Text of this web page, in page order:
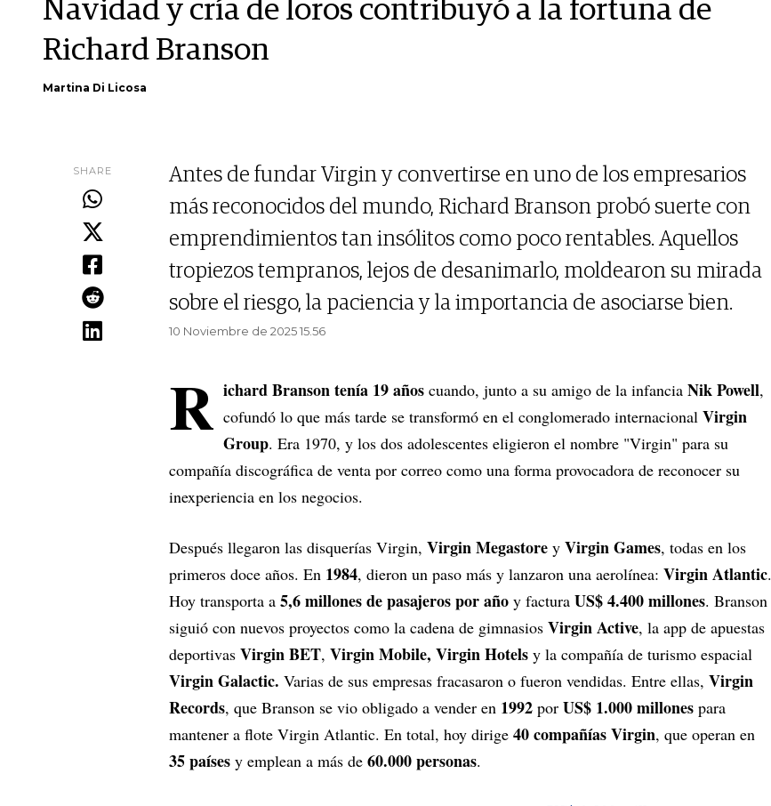
Navidad y cría de loros contribuyó a la fortuna de
Richard Branson
Martina Di Licosa
SHARE
Antes de fundar Virgin y convertirse en uno de los empresarios
más reconocidos del mundo, Richard Branson probó suerte con
emprendimientos tan insólitos como poco rentables. Aquellos
tropiezos tempranos, lejos de desanimarlo, moldearon su mirada
sobre el riesgo, la paciencia y la importancia de asociarse bien.
10 Noviembre de 2025 15.56
R ichard Branson tenía 19 años cuando, junto a su amigo de la infancia Nik Powell,
cofundó lo que más tarde se transformó en el conglomerado internacional Virgin
Group. Era 1970, y los dos adolescentes eligieron el nombre "Virgin" para su
compañía discográfica de venta por correo como una forma provocadora de reconocer su
inexperiencia en los negocios.
Después llegaron las disquerías Virgin, Virgin Megastore y Virgin Games, todas en los
primeros doce años. En 1984, dieron un paso más y lanzaron una aerolínea: Virgin Atlantic.
Hoy transporta a 5,6 millones de pasajeros por año y factura US$ 4.400 millones. Branson
siguió con nuevos proyectos como la cadena de gimnasios Virgin Active, la app de apuestas
deportivas Virgin BET, Virgin Mobile, Virgin Hotels y la compañía de turismo espacial
Virgin Galactic. Varias de sus empresas fracasaron o fueron vendidas. Entre ellas, Virgin
Records, que Branson se vio obligado a vender en 1992 por US$ 1.000 millones para
mantener a flote Virgin Atlantic. En total, hoy dirige 40 compañías Virgin, que operan en
35 países y emplean a más de 60.000 personas.